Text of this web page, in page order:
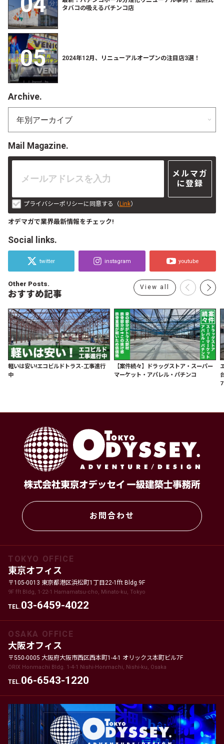
タバコの吸えるパチンコ店
2024年12月、リニューアルオープンの注目店3選！
Archive.
Mail Magazine.
メルマガ
に登録
プライバシーポリシーに同意する（Link）
オデマガで業界最新情報をチェック!
Social links.
twitter instagram youtube
Other Posts.
おすすめ記事
軽いは安い!エコビルドトラス-工事進行
中
【案件続々】ドラッグストア・スーパー
マーケット・アパレル・パチンコ
View all
お問合わせ
TOKYO OFFICE
東京オフィス
〒105-0013 東京都港区浜松町1丁目22-1fft Bldg.9F
9F fft Bldg, 1-22-1 Hamamatsu-cho, Minato-ku, Tokyo
TEL.03-6459-4022
OSAKA OFFICE
大阪オフィス
〒550-0005 大阪府大阪市西区西本町1-4-1 オリックス本町ビル7F
ORIX Honmachi Bldg. 1-4-1 Nishi-Honmachi, Nishi-ku, Osaka
TEL.06-6543-1220